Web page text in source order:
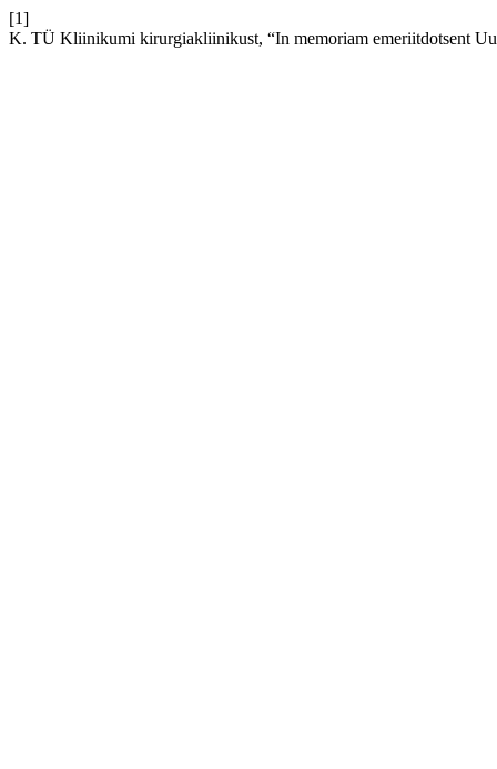
[1]
K. TÜ Kliinikumi kirurgiakliinikust, “In memoriam emeriitdotsent